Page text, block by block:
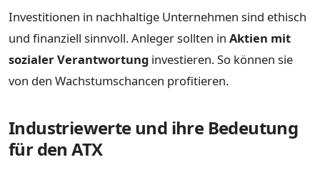
Investitionen in nachhaltige Unternehmen sind ethisch
und finanziell sinnvoll. Anleger sollten in Aktien mit
sozialer Verantwortung investieren. So können sie
von den Wachstumschancen profitieren.
Industriewerte und ihre Bedeutung
für den ATX